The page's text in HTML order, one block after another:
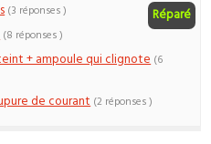
Réparé
(3 réponses )
(8 réponses )
+ ampoule qui clignote (6
de courant (2 réponses )